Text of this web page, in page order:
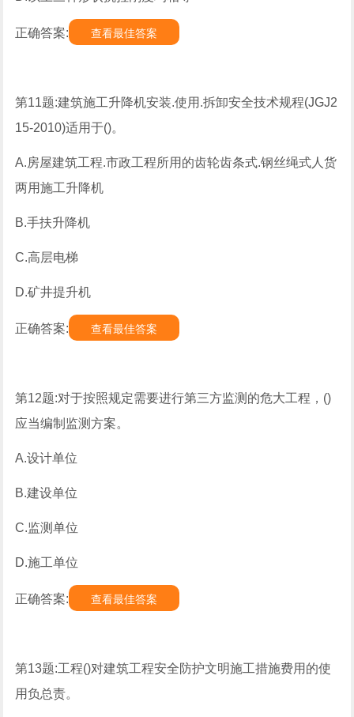
正确答案: 查看最佳答案
第11题:建筑施工升降机安装.使用.拆卸安全技术规程(JGJ2
15-2010)适用于()。
A.房屋建筑工程.市政工程所用的齿轮齿条式.钢丝绳式人货
两用施工升降机
B.手扶升降机
C.高层电梯
D.矿井提升机
正确答案: 查看最佳答案
第12题:对于按照规定需要进行第三方监测的危大工程，()
应当编制监测方案。
A.设计单位
B.建设单位
C.监测单位
D.施工单位
正确答案: 查看最佳答案
第13题:工程()对建筑工程安全防护文明施工措施费用的使
用负总责。